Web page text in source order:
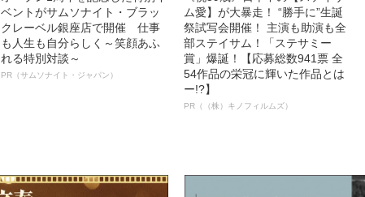
ベントがサムソナイト・ブラッ
クレーベル銀座店で開催 仕事
も人生も自分らしく～笑顔あふ
れる特別対談～
PR（サムソナイト・ジャパン）
ム愛】が大暴走！ “勝手に”生誕
祭試写会開催！ 主演も助演も全
部ステイサム！「ステサミー
賞」爆誕！【応募総数941票 全
54作品の栄冠に輝いた作品とは
ー!?】
PR（（株）キノフィルムズ）